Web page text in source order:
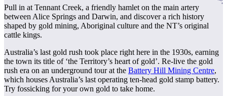
Rechercher:
Sign
up
Pull in at Tennant Creek, a friendly hamlet on the main artery
between Alice Springs and Darwin, and discover a rich history
shaped by gold mining, Aboriginal culture and the NT’s original
cattle kings.
Australia’s last gold rush took place right here in the 1930s, earning
the town its title of ‘the Territory’s heart of gold’. Re-live the gold
rush era on an underground tour at the Battery Hill Mining Centre,
which houses Australia’s last operating ten-head gold stamp battery.
Try fossicking for your own gold to take home.